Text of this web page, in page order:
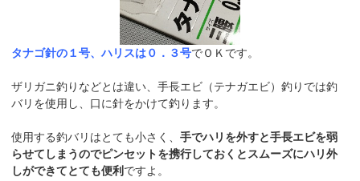
タナゴ針の１号、ハリスは０．３号でＯＫです。
ザリガニ釣りなどとは違い、手長エビ（テナガエビ）釣りでは釣
バリを使用し、口に針をかけて釣ります。
使用する釣バリはとても小さく、手でハリを外すと手長エビを弱
らせてしまうのでピンセットを携行しておくとスムーズにハリ外
しができてとても便利 ですよ。